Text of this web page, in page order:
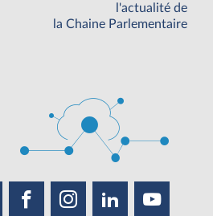
l'actualité de
la Chaine Parlementaire